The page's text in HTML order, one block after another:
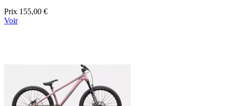
Prix 155,00 €
Voir